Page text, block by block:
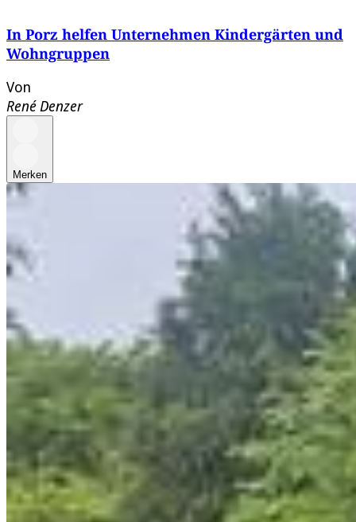
In Porz helfen Unternehmen Kindergärten und
Wohngruppen
Von
René Denzer
Merken